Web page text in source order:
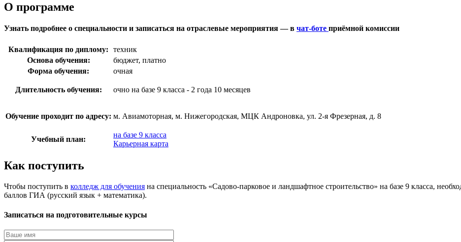
О программе
Узнать подробнее о специальности и записаться на отраслевые мероприятия — в чат-боте приёмной комиссии
Квалификация по диплому:
техник
Основа обучения:
бюджет, платно
Форма обучения:
очная
Длительность обучения: очно на базе 9 класса - 2 года 10 месяцев
Обучение проходит по адресу: м. Авиамоторная, м. Нижегородская, МЦК Андроновка, ул. 2-я Фрезерная, д. 8
Учебный план:
на базе 9 класса
Карьерная карта
Как поступить
Чтобы поступить в колледж для обучения на специальность «Садово-парковое и ландшафтное строительство» на базе 9 класса,
баллов ГИА (русский язык + математика).
Записаться на подготовительные курсы